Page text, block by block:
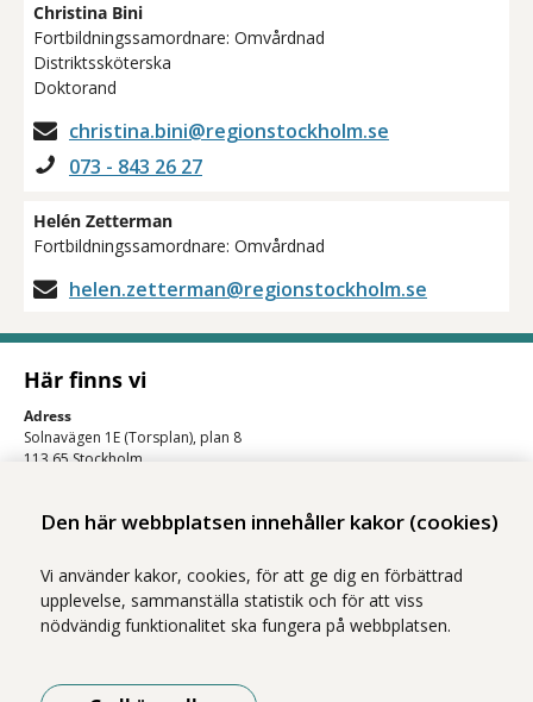
Den här webbplatsen innehåller kakor (cookies)
Vi använder kakor, cookies, för att ge dig en förbättrad
upplevelse, sammanställa statistik och för att viss
nödvändig funktionalitet ska fungera på webbplatsen.
Christina Bini
Fortbildningssamordnare: Omvårdnad
Distriktssköterska
Doktorand
christina.bini@regionstockholm.se
073 - 843 26 27
Helén Zetterman
Fortbildningssamordnare: Omvårdnad
helen.zetterman@regionstockholm.se
Här finns vi
Adress
Solnavägen 1E (Torsplan), plan 8
113 65 Stockholm